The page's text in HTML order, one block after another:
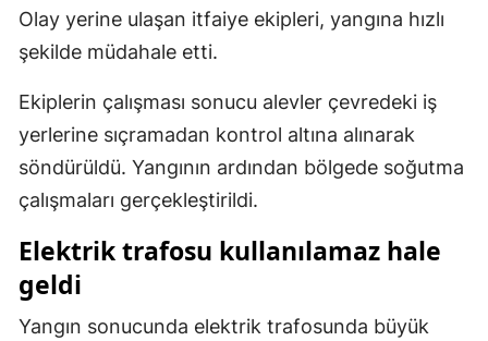
Sakarya
Siirt
Sivas
Tekirdağ
Trabzon
Olay yerine ulaşan itfaiye ekipleri, yangına hızlı
şekilde müdahale etti.
Ekiplerin çalışması sonucu alevler çevredeki iş
yerlerine sıçramadan kontrol altına alınarak
söndürüldü. Yangının ardından bölgede soğutma
çalışmaları gerçekleştirildi.
Elektrik trafosu kullanılamaz hale
geldi
Yangın sonucunda elektrik trafosunda büyük